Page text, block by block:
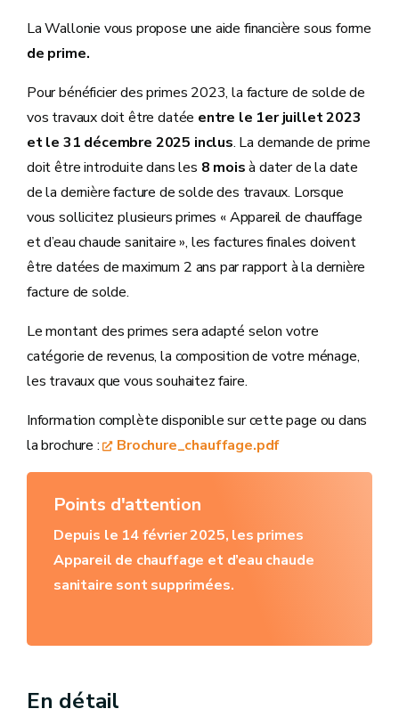
La Wallonie vous propose une aide financière sous forme
de prime.
Pour bénéficier des primes 2023, la facture de solde de
vos travaux doit être datée entre le 1er juillet 2023
et le 31 décembre 2025 inclus. La demande de prime
doit être introduite dans les 8 moisà dater de la date
de la dernière facture de solde des travaux. Lorsque
vous sollicitez plusieurs primes « Appareil de chauffage
et d’eau chaude sanitaire », les factures finales doivent
être datées de maximum 2 ans par rapport à la dernière
facture de solde.
Le montant des primes sera adapté selon votre
catégorie de revenus, la composition de votre ménage,
les travaux que vous souhaitez faire.
Information complète disponible sur cette page ou dans
la brochure :
Brochure_chauffage.pdf
Points d'attention
Depuis le 14 février 2025, les primes
Appareil de chauffage et d’eau chaude
sanitaire sont supprimées.
En détail